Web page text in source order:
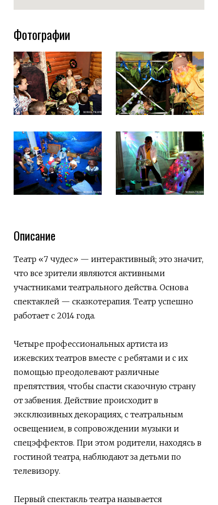
Фотографии
Описание
Театр «7 чудес» — интерактивный; это значит,
что все зрители являются активными
участниками театрального действа. Основа
спектаклей — сказкотерапия. Театр успешно
работает с 2014 года.
Четыре профессиональных артиста из
ижевских театров вместе с ребятами и с их
помощью преодолевают различные
препятствия, чтобы спасти сказочную страну
от забвения. Действие происходит в
эксклюзивных декорациях, с театральным
освещением, в сопровождении музыки и
спецэффектов. При этом родители, находясь в
гостиной театра, наблюдают за детьми по
телевизору.
Первый спектакль театра называется